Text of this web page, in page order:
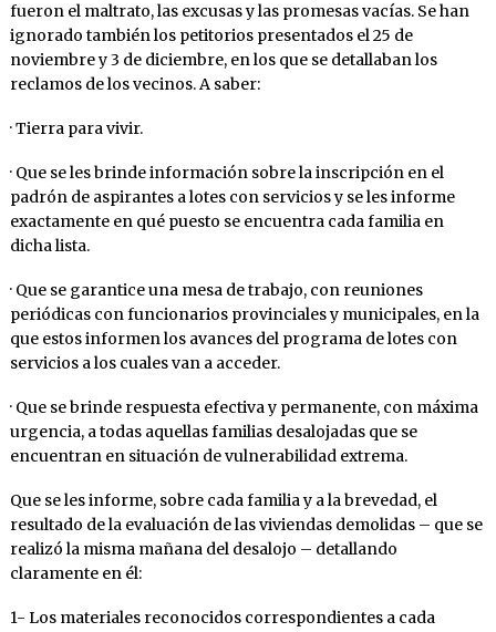
fueron el maltrato, las excusas y las promesas vacías. Se han
ignorado también los petitorios presentados el 25 de
noviembre y 3 de diciembre, en los que se detallaban los
reclamos de los vecinos. A saber:
· Tierra para vivir.
· Que se les brinde información sobre la inscripción en el
padrón de aspirantes a lotes con servicios y se les informe
exactamente en qué puesto se encuentra cada familia en
dicha lista.
· Que se garantice una mesa de trabajo, con reuniones
periódicas con funcionarios provinciales y municipales, en la
que estos informen los avances del programa de lotes con
servicios a los cuales van a acceder.
· Que se brinde respuesta efectiva y permanente, con máxima
urgencia, a todas aquellas familias desalojadas que se
encuentran en situación de vulnerabilidad extrema.
Que se les informe, sobre cada familia y a la brevedad, el
resultado de la evaluación de las viviendas demolidas – que se
realizó la misma mañana del desalojo – detallando
claramente en él:
1- Los materiales reconocidos correspondientes a cada